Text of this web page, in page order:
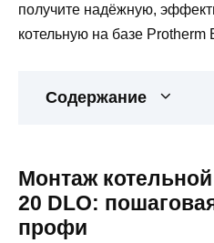
получите надёжную,
котельную на базе Protherm
Содержание
Монтаж
20 DLO:
профи